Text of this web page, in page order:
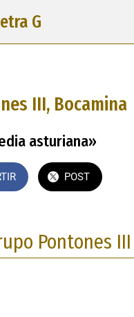
G
III, Bocamina
asturiana»
POST
Pontones III